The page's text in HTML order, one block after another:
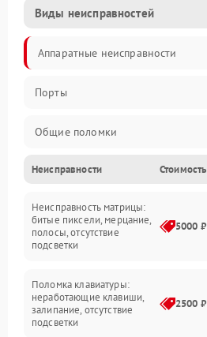
Виды неисправностей
Аппаратные неисправности
Порты
Общие поломки
Устройства
Программные ошибки
Электрические и системные сбои
Интерфейсные проблемы
Батарея
Неисправности Стоимость
Неисправность матрицы:
битые пиксели, мерцание,
полосы, отсутствие
подсветки
5000 ₽
Поломка клавиатуры:
неработающие клавиши,
залипание, отсутствие
подсветки
2500 ₽